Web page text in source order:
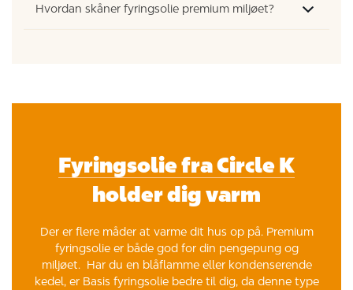
Hvordan skåner fyringsolie premium miljøet?
Fyringsolie fra Circle K
holder dig varm
Der er flere måder at varme dit hus op på. Premium
fyringsolie er både god for din pengepung og
miljøet. Har du en blåflamme eller kondenserende
kedel, er Basis fyringsolie bedre til dig, da denne type